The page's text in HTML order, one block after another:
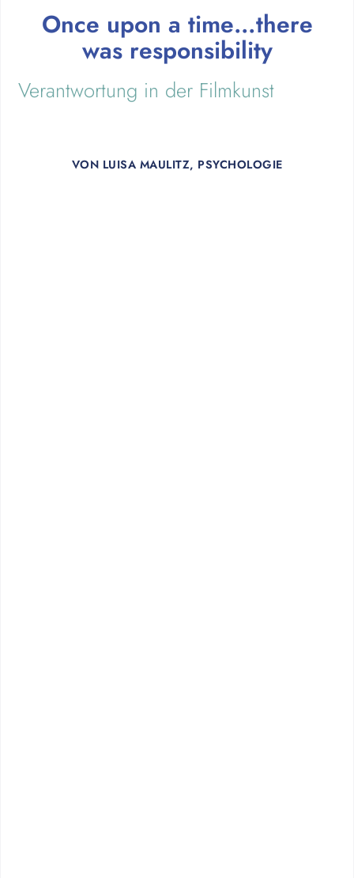
Once upon a time…there
was responsibility
Verantwortung in der Filmkunst
VON LUISA MAULITZ, PSYCHOLOGIE